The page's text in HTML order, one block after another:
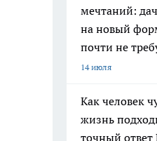
мечтаний:
на новый
почти не
14 июля
Как человек
жизнь
точный ответ